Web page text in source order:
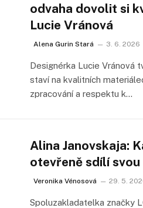
odvaha dovolit si
Lucie Vránová
Alena Gurin Stará 3. 6. 2026
Designérka Lucie Vránová
staví na kvalitních
zpracování a respektu k…
Alina Janovskaja:
otevřeně sdílí
Veronika Vénosová 29. 5.
Spoluzakladatelka značky